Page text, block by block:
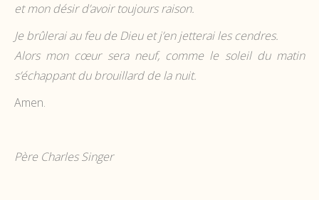
et mon désir d’avoir toujours raison.
Je brûlerai au feu de Dieu et j’en jetterai les cendres.
Alors mon cœur sera neuf, comme le soleil du matin
s’échappant du brouillard de la nuit.
Amen.
Père Charles Singer